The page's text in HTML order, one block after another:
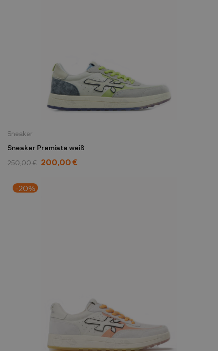
Sneaker
Sneaker Premiata weiß
250,00 € 200,00 €
-20%